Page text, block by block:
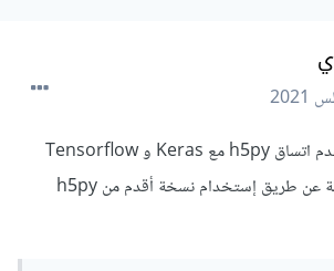
تحدث المشكلة بسبب عدم اتساق h5py مع Keras و Tensorflow
بالتالي يمكن حل المشكلة عن طريق إستخدام نسخة أقدم من h5py